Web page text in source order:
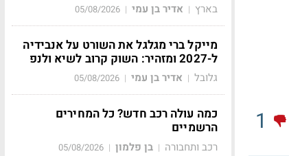
1
בארץ | אדיר בן עמי |
05/08/2026
מייקל ברי מגלגל את השורט על אנבידיה
ל-2027 ומזהיר: השוק קרוב לשיא ולנפ
גלובל | אדיר בן עמי |
05/08/2026
כמה עולה רכב חדש? כל המחירים
הרשמיים
רכב ותחבורה | בן פלמון |
05/08/2026